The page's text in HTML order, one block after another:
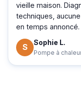
vieille maison.
techniques,
en temps annoncé.
S Sophie L.
Pompe à